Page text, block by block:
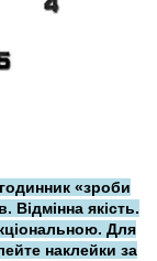
«зроби
Відмінна якість.
Для
наклейки за